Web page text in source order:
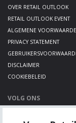
OVER RETAIL OUTLOOK
RETAIL OUTLOOK EVENT
ALGEMENE
PRIVACY STATEMENT
DISCLAIMER
COOKIEBELEID
VOLG ONS